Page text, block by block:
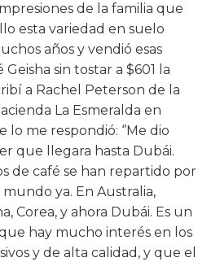
de la familia que
esta variedad en suelo
años y vendió esas
Geisha sin tostar a $601 la
a Rachel Peterson de la
La Esmeralda en
me respondió: ‘’Me dio
que llegara hasta Dubái.
de café se han repartido por
ya. En Australia,
Corea, y ahora Dubái. Es un
hay mucho interés en los
y de alta calidad, y que el